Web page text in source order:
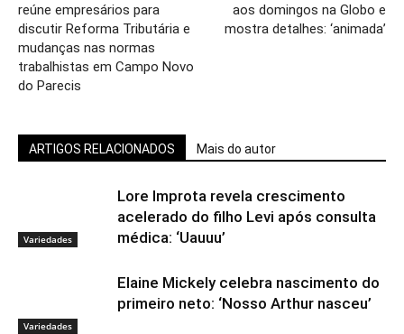
reúne empresários para
discutir Reforma Tributária e
mudanças nas normas
trabalhistas em Campo Novo
do Parecis
aos domingos na Globo e
mostra detalhes: ‘animada’
ARTIGOS RELACIONADOS Mais do autor
Variedades
Lore Improta revela crescimento
acelerado do filho Levi após consulta
médica: ‘Uauuu’
Variedades
Elaine Mickely celebra nascimento do
primeiro neto: ‘Nosso Arthur nasceu’